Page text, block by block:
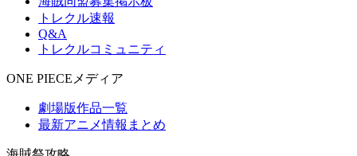
トレクル速報
Q&A
トレクルコミュニティ
ONE PIECEメディア
劇場版作品一覧
最新アニメ情報まとめ